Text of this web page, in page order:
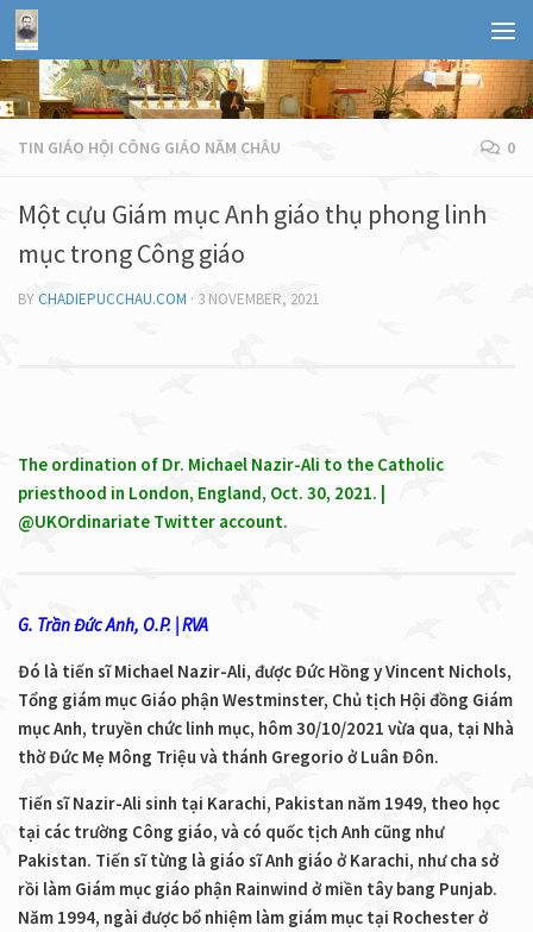
TIN GIÁO HỘI CÔNG GIÁO NĂM CHÂU 0
Một cựu Giám mục Anh giáo thụ phong linh
mục trong Công giáo
BY CHADIEPUCCHAU.COM · 3 NOVEMBER, 2021
The ordination of Dr. Michael Nazir-Ali to the Catholic
priesthood in London, England, Oct. 30, 2021. |
@UKOrdinariate Twitter account.
G. Trần Đức Anh, O.P. | RVA
Đó là tiến sĩ Michael Nazir-Ali, được Đức Hồng y Vincent Nichols,
Tổng giám mục Giáo phận Westminster, Chủ tịch Hội đồng Giám
mục Anh, truyền chức linh mục, hôm 30/10/2021 vừa qua, tại Nhà
thờ Đức Mẹ Mông Triệu và thánh Gregorio ở Luân Đôn.
Tiến sĩ Nazir-Ali sinh tại Karachi, Pakistan năm 1949, theo học
tại các trường Công giáo, và có quốc tịch Anh cũng như
Pakistan. Tiến sĩ từng là giáo sĩ Anh giáo ở Karachi, như cha sở
rồi làm Giám mục giáo phận Rainwind ở miền tây bang Punjab.
Năm 1994, ngài được bổ nhiệm làm giám mục tại Rochester ở